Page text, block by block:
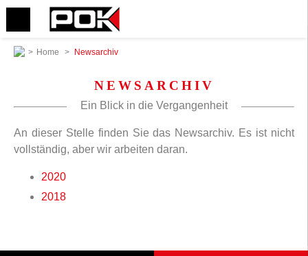
> Home > Newsarchiv
NEWSARCHIV
Ein Blick in die Vergangenheit
An dieser Stelle finden Sie das Newsarchiv. Es ist nicht
vollständig, aber wir arbeiten daran.
2020
2018